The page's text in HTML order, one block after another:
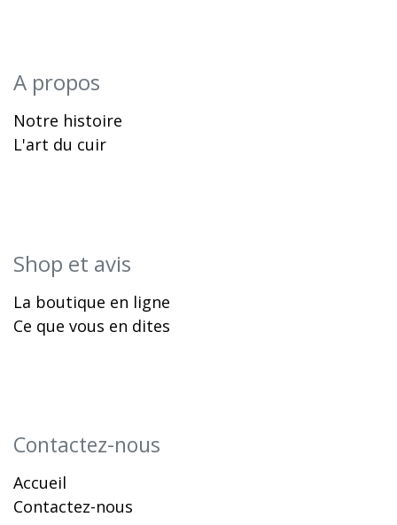
A propos
Notre histoire
L'art du cuir
Shop et avis
La boutique en ligne
Ce que vous en dites
Contactez-nous
Accueil
Contactez-nous